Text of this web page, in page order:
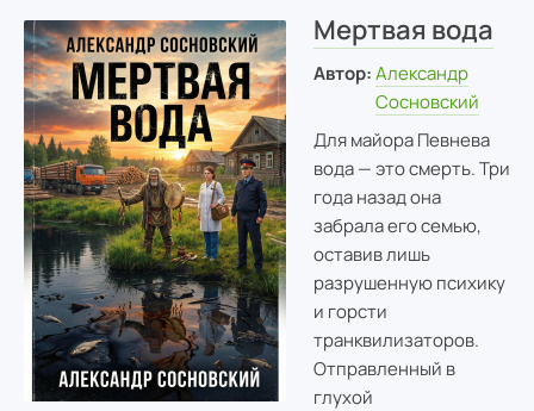
Мертвая вода
Автор: Александр
Сосновский
Для майора Певнева
вода — это смерть. Три
года назад она
забрала его семью,
оставив лишь
разрушенную психику
и горсти
транквилизаторов.
Отправленный в
глухой